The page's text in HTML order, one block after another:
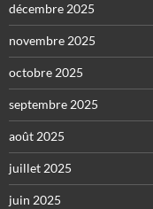
décembre 2025
novembre 2025
octobre 2025
septembre 2025
août 2025
juillet 2025
juin 2025